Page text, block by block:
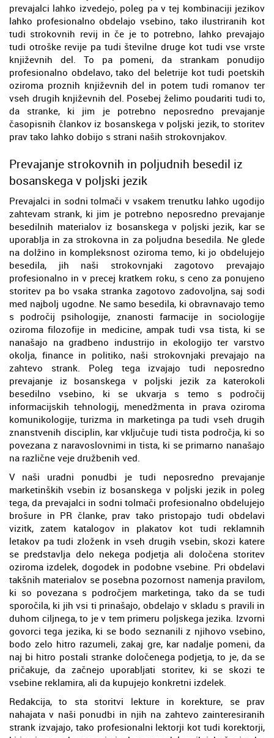
prevajalci lahko izvedejo, poleg pa v tej kombinaciji jezikov
lahko profesionalno obdelajo vsebino, tako ilustriranih kot
tudi strokovnih revij in če je to potrebno, lahko prevajajo
tudi otroške revije pa tudi številne druge kot tudi vse vrste
književnih del. To pa pomeni, da strankam ponudijo
profesionalno obdelavo, tako del beletrije kot tudi poetskih
oziroma proznih književnih del in potem tudi romanov ter
vseh drugih književnih del. Posebej želimo poudariti tudi to,
da stranke, ki jim je potrebno neposredno prevajanje
časopisnih člankov iz bosanskega v poljski jezik, to storitev
prav tako lahko dobijo s strani naših strokovnjakov.
Prevajanje strokovnih in poljudnih besedil iz
bosanskega v poljski jezik
Prevajalci in sodni tolmači v vsakem trenutku lahko ugodijo
zahtevam strank, ki jim je potrebno neposredno prevajanje
besedilnih materialov iz bosanskega v poljski jezik, kar se
uporablja in za strokovna in za poljudna besedila. Ne glede
na dolžino in kompleksnost oziroma temo, ki jo obdelujejo
besedila, jih naši strokovnjaki zagotovo prevajajo
profesionalno in v precej kratkem roku, s ceno za ponujeno
storitev pa bo vsaka stranka zagotovo zadovoljna, saj sodi
med najbolj ugodne. Ne samo besedila, ki obravnavajo temo
s področij psihologije, znanosti farmacije in sociologije
oziroma filozofije in medicine, ampak tudi vsa tista, ki se
nanašajo na gradbeno industrijo in ekologijo ter varstvo
okolja, finance in politiko, naši strokovnjaki prevajajo na
zahtevo strank. Poleg tega izvajajo tudi neposredno
prevajanje iz bosanskega v poljski jezik za katerokoli
besedilno vsebino, ki se ukvarja s temo s področij
informacijskih tehnologij, menedžmenta in prava oziroma
komunikologije, turizma in marketinga pa tudi vseh drugih
znanstvenih disciplin, kar vključuje tudi tista področja, ki so
povezana z naravoslovnimi in tista, ki se primarno nanašajo
na različne veje družbenih ved.
V naši uradni ponudbi je tudi neposredno prevajanje
marketinških vsebin iz bosanskega v poljski jezik in poleg
tega, da prevajalci in sodni tolmači profesionalno obdelujejo
brošure in PR članke, prav tako pristopajo tudi obdelavi
vizitk, zatem katalogov in plakatov kot tudi reklamnih
letakov pa tudi zloženk in vseh drugih vsebin, skozi katere
se predstavlja delo nekega podjetja ali določena storitev
oziroma izdelek, dogodek in podobne vsebine. Pri obdelavi
takšnih materialov se posebna pozornost namenja pravilom,
ki so povezana s področjem marketinga, tako da se tudi
sporočila, ki jih vsi ti prinašajo, obdelajo v skladu s pravili in
duhom ciljnega, to je v tem primeru poljskega jezika. Izvorni
govorci tega jezika, ki se bodo seznanili z njihovo vsebino,
bodo zelo hitro razumeli, zakaj gre, kar nadalje pomeni, da
naj bi hitro postali stranke določenega podjetja, to je, da se
pričakuje, da začnejo uporabljati storitev, ki se skozi te
vsebine reklamira, ali da kupujejo konkretni izdelek.
Redakcija, to sta storitvi lekture in korekture, se prav
nahajata v naši ponudbi in njih na zahtevo zainteresiranih
strank izvajajo, tako profesionalni lektorji kot tudi korektorji,